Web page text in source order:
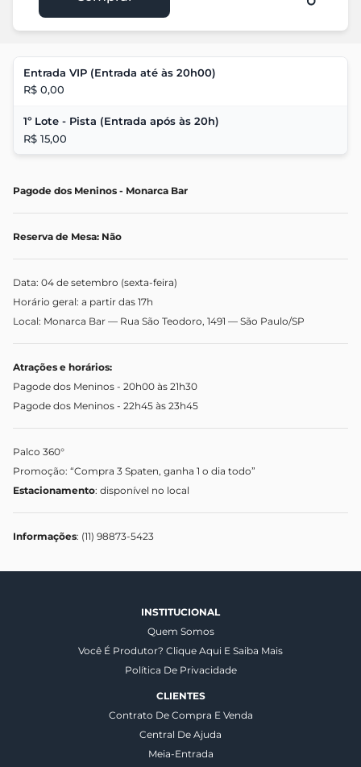
Entrada VIP (Entrada até às 20h00)
R$ 0,00
1º Lote - Pista (Entrada após às 20h)
R$ 15,00
Pagode dos Meninos - Monarca Bar
Reserva de Mesa: Não
Data: 04 de setembro (sexta-feira)
Horário geral: a partir das 17h
Local: Monarca Bar — Rua São Teodoro, 1491 — São Paulo/SP
Atrações e horários:
Pagode dos Meninos - 20h00 às 21h30
Pagode dos Meninos - 22h45 às 23h45
Palco 360°
Promoção: “Compra 3 Spaten, ganha 1 o dia todo”
Estacionamento: disponível no local
Informações: (11) 98873-5423
INSTITUCIONAL
Quem Somos
Você É Produtor? Clique Aqui E Saiba Mais
Política De Privacidade
CLIENTES
Contrato De Compra E Venda
Central De Ajuda
Meia-Entrada